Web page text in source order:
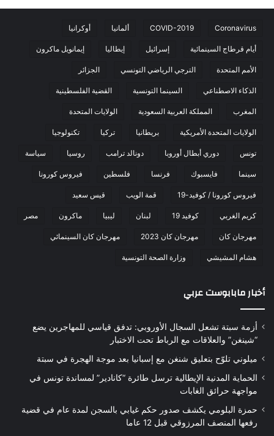
Coronavirus
COVID-2019 ألمانيا أوكرانيا
أيام قرطاج السينمائية إسرائيل إيطاليا إيمانويل ماكرون
الأمم المتحدة الترجي الرياضي التونسي الجزائر
الذكاء الاصطناعي السينما التونسية القضية الفلسطينية
المغرب المملكة العربية السعودية الولايات المتحدة
الولايات المتحدة الأمريكية بريطانيا تركيا تكنولوجيا
تونس دوري أبطال أوروبا دونالد ترامب روسيا سياسة
سينما فايسبوك فرنسا فلسطين فيروس كورونا
فيروس كورونا / كوفيد-19 قمة الويب قيس سعيد
كريم الغربي كوفيد 19 لبنان ليبيا ماكرون مصر
مهرجان كان مهرجان كان 2023 مهرجان كان السينمائي
هشام المشيشي وزارة الصحة التونسية
أخبار مابابوست عربي
أزمة سبتة تشعل السجال الأوروبي: تدفق قياسي للمهاجرين يضع
“شينغن” والعلاقات مع الرباط تحت الاختبار
ميلوني تلوّح بتعليق شنغن مع إسبانيا بعد موجة الهجرة في سبتة
الحماية المدنية الإيطالية ترسل طائرة “كانادير” لمساندة تونس في
مواجهة حرائق الغابات
حمزة البلومي يكشف صدور حكم غيابي بالسجن لمدة عام في قضية
رفعها المنصف المرزوقي قبل 12 عاما